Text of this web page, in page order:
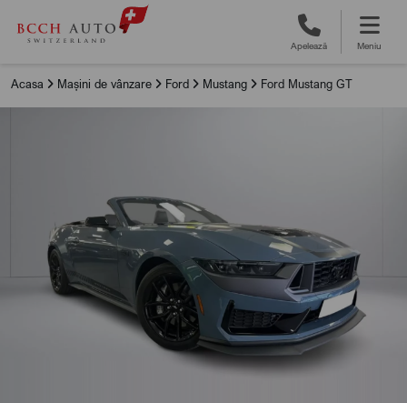
Apelează Meniu
Acasa Mașini de vânzare Ford Mustang Ford Mustang GT